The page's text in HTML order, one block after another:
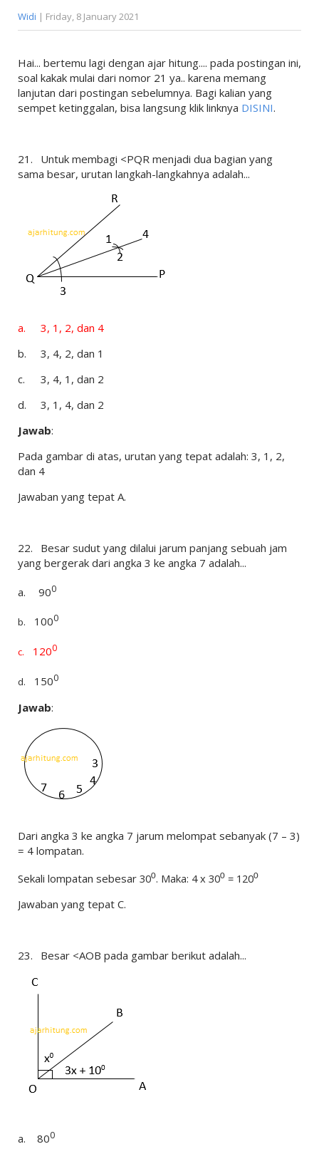
Widi | Friday, 8 January 2021
Hai... bertemu lagi dengan ajar hitung.... pada postingan ini,
soal kakak mulai dari nomor 21 ya.. karena memang
lanjutan dari postingan sebelumnya. Bagi kalian yang
sempet ketinggalan, bisa langsung klik linknya DISINI.
21.
Untuk membagi <PQR menjadi dua bagian yang
sama besar, urutan langkah-langkahnya adalah...
a.
3, 1, 2, dan 4
b.
3, 4, 2, dan 1
c.
3, 4, 1, dan 2
d.
3, 1, 4, dan 2
Jawab:
Pada gambar di atas, urutan yang tepat adalah: 3, 1, 2,
dan 4
Jawaban yang tepat A.
22.
Besar sudut yang dilalui jarum panjang sebuah jam
yang bergerak dari angka 3 ke angka 7 adalah...
a. 900
b. 1000
c. 1200
d. 1500
Jawab:
Dari angka 3 ke angka 7 jarum melompat sebanyak (7 – 3)
= 4 lompatan.
Sekali lompatan sebesar 300. Maka: 4 x 300= 1200
Jawaban yang tepat C.
23. Besar <AOB pada gambar berikut adalah...
a. 800